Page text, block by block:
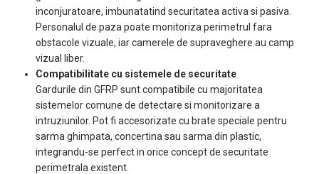
inconjuratoare, imbunatatind securitatea activa si pasiva.
Personalul de paza poate monitoriza perimetrul fara
obstacole vizuale, iar camerele de supraveghere au camp
vizual liber.
Compatibilitate cu sistemele de securitate
Gardurile din GFRP sunt compatibile cu majoritatea
sistemelor comune de detectare si monitorizare a
intruziunilor. Pot fi accesorizate cu brate speciale pentru
sarma ghimpata, concertina sau sarma din plastic,
integrandu-se perfect in orice concept de securitate
perimetrala existent.